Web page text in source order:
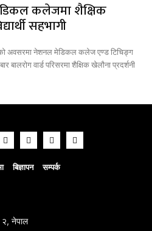
कलेजमा शैक्षिक
सहभागी
को अवसरमा नेशनल मेडिकल कलेज एण्ड टिचिङ्ग
बालरोग वार्ड परिसरमा शैक्षिक खेलौना प्रदर्शनी
बिज्ञापन सम्पर्क
२, नेपाल